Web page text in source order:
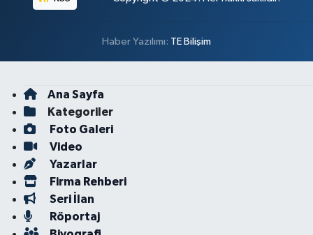
Haber Yazılımı: TE Bilişim
Ana Sayfa
Kategoriler
Foto Galeri
Video
Yazarlar
Firma Rehberi
Seri İlan
Röportaj